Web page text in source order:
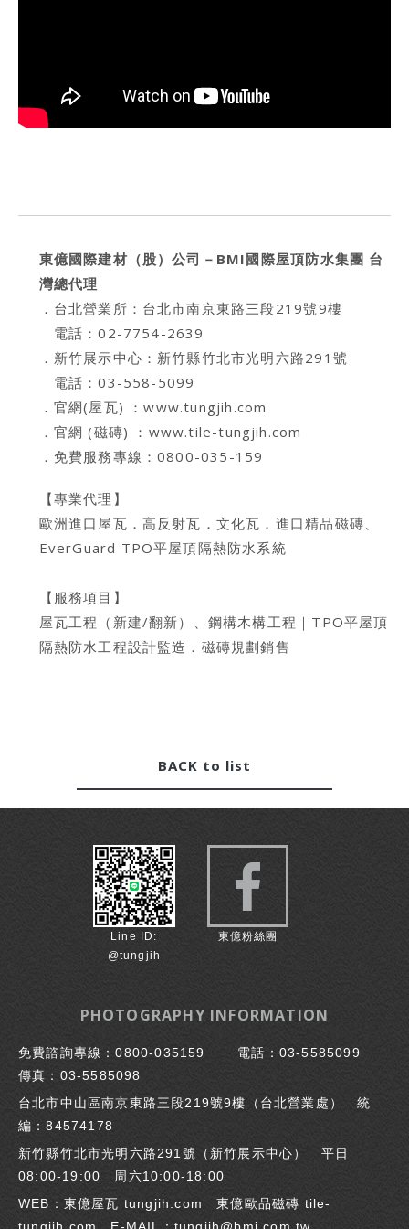
東億國際建材（股）公司－BMI國際屋頂防水集團 台
灣總代理
．台北營業所：台北市南京東路三段219號9樓
電話：02-7754-2639
．新竹展示中心：新竹縣竹北市光明六路291號
電話：03-558-5099
．官網(屋瓦) ：www.tungjih.com
．官網 (磁磚) ： www.tile-tungjih.com
．免費服務專線：0800-035-159
【專業代理】
歐洲進口屋瓦．高反射瓦．文化瓦．進口精品磁磚、
EverGuard TPO平屋頂隔熱防水系統
【服務項目】
屋瓦工程（新建/翻新）、鋼構木構工程｜TPO平屋頂
隔熱防水工程設計監造．磁磚規劃銷售
BACK to list
Line ID:
@tungjih
東億粉絲團
PHOTOGRAPHY INFORMATION
免費諮詢專線：0800-035159 電話： 03-5585099
傳真： 03-5585098
台北市中山區南京東路三段219號9樓（台北營業處） 統
編：84574178
新竹縣竹北市光明六路291號（ 新竹展示中心） 平日
08:00-19:00 周六10:00-18:00
WEB：東億屋瓦 tungjih.com 東億歐品磁磚 tile-
tungjih.com
E-MAIL： tungjih@bmi.com.tw